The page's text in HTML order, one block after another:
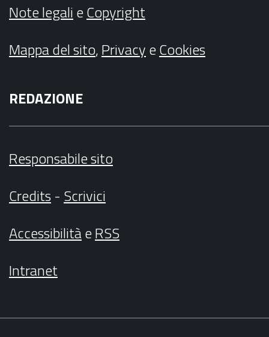
Note legalieCopyright
Mappa del sito,PrivacyeCookies
REDAZIONE
Responsabile sito
Credits- Scrivici
AccessibilitàeRSS
Intranet